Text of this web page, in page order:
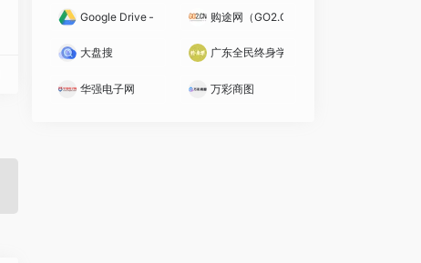
Google Drive – 谷歌云端硬盘购途网（GO2.CN）
大盘搜 广东全民终身学习平台
华强电子网 万彩商图